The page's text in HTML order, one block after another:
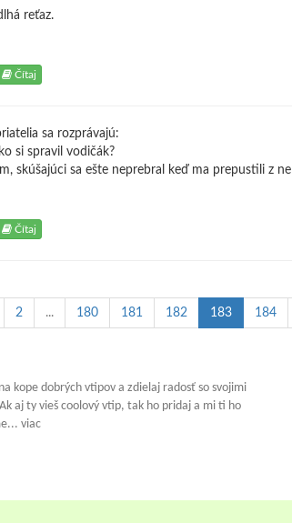
reťaz.
Čítaj
sa rozprávajú:
si spravil vodičák?
skúšajúci sa ešte neprebral keď ma prepustili z
Čítaj
2 ... 180 181 182 183 184
kope dobrých vtipov a zdielaj radosť so svojimi
aj ty vieš coolový vtip, tak ho pridaj a mi ti ho
viac